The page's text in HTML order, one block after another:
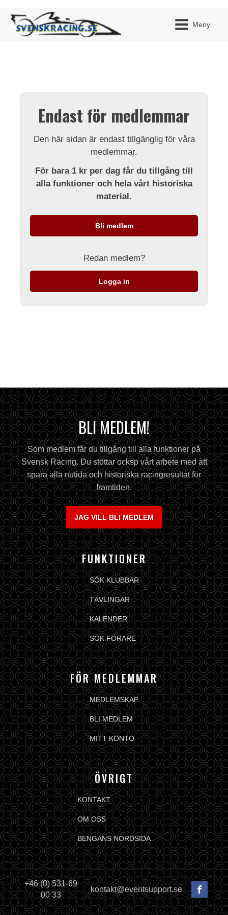
Meny
Endast för medlemmar
Den här sidan är endast tillgänglig för våra
medlemmar.
För bara 1 kr per dag får du tillgång till
alla funktioner och hela vårt historiska
material.
Bli medlem
Redan medlem?
Logga in
BLI MEDLEM!
Som medlem får du tillgång till alla funktioner på
Svensk Racing. Du stöttar ocksp vårt arbete med att
spara alla nutida och historiska racingresultat för
framtiden.
JAG VILL BLI MEDLEM
FUNKTIONER
SÖK KLUBBAR
TÄVLINGAR
KALENDER
SÖK FÖRARE
FÖR MEDLEMMAR
MEDLEMSKAP
BLI MEDLEM
MITT KONTO
ÖVRIGT
KONTAKT
OM OSS
BENGANS NÖRDSIDA
+46 (0) 531-69
00 33
kontakt@eventsupport.se